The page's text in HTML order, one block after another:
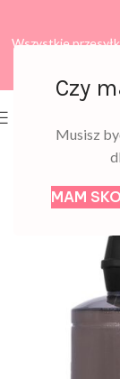
Czy
Musisz
MAM
Wszystkie